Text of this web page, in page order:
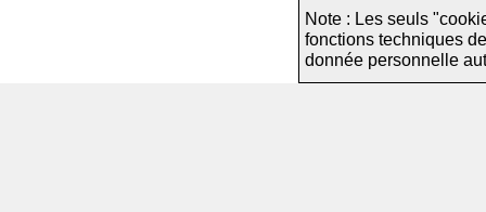
Note : Les seuls
fonctions techniques
donnée personnelle